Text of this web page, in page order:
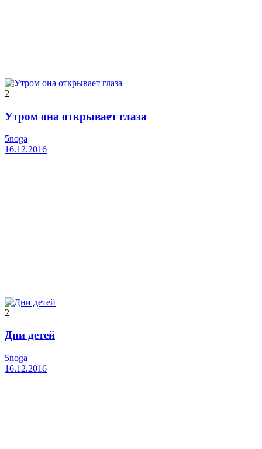
2
Утром она открывает глаза
5noga
16.12.2016
2
Дни детей
5noga
16.12.2016